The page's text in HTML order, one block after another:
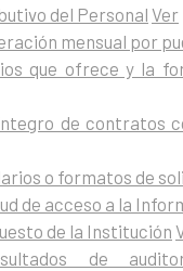
del Personal Ver
mensual por
que ofrece y la
de contratos
o formatos de
de acceso a la
de la Institución
de